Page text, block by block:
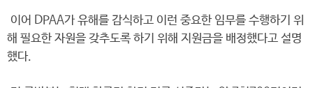
이어 DPAA가 유해를 감식하고 이런 중요한 임무를 수행하기 위
해 필요한 자원을 갖추도록 하기 위해 지원금을 배정했다고 설명
했다.